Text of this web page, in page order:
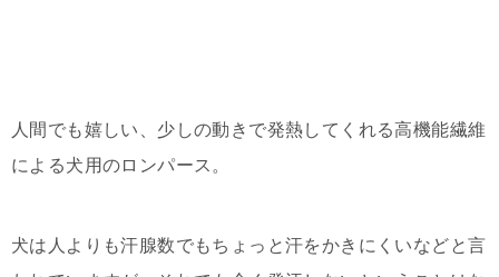
人間でも嬉しい、少しの動きで発熱してくれる高機能繊維
による犬用のロンパース。
犬は人よりも汗腺数でもちょっと汗をかきにくいなどと言